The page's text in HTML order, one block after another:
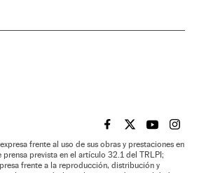
EL PAÍS BRASIL EN
EL PAÍSEL PAÍS
EL
frente al uso de sus obras y prestaciones en
prensa prevista en el artículo 32.1 del TRLPI;
frente a la reproducción, distribución y